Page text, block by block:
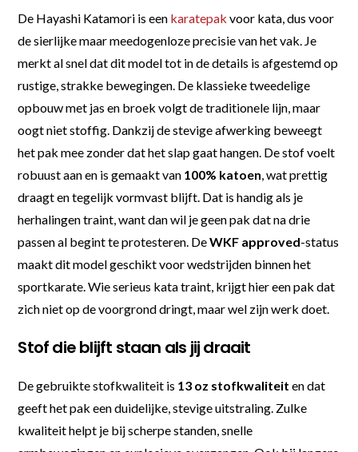
De Hayashi Katamori is een karatepak voor kata, dus voor
de sierlijke maar meedogenloze precisie van het vak. Je
merkt al snel dat dit model tot in de details is afgestemd op
rustige, strakke bewegingen. De klassieke tweedelige
opbouw met jas en broek volgt de traditionele lijn, maar
oogt niet stoffig. Dankzij de stevige afwerking beweegt
het pak mee zonder dat het slap gaat hangen. De stof voelt
robuust aan en is gemaakt van 100% katoen, wat prettig
draagt en tegelijk vormvast blijft. Dat is handig als je
herhalingen traint, want dan wil je geen pak dat na drie
passen al begint te protesteren. DeWKF approved-status
maakt dit model geschikt voor wedstrijden binnen het
sportkarate. Wie serieus kata traint, krijgt hier een pak dat
zich niet op de voorgrond dringt, maar wel zijn werk doet.
Stof die blijft staan als jij draait
De gebruikte stofkwaliteit is 13 oz stofkwaliteit en dat
geeft het pak een duidelijke, stevige uitstraling. Zulke
kwaliteit helpt je bij scherpe standen, snelle